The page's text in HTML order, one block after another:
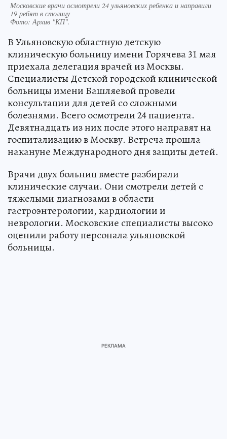
Московские врачи осмотрели 24 ульяновских ребенка и направили
19 ребят в столицу
Фото:Архив "КП".
В Ульяновскую областную детскую
клиническую больницу имени Горячева 31 мая
приехала делегация врачей из Москвы.
Специалисты Детской городской клинической
больницы имени Башляевой провели
консультации для детей со сложными
болезнями. Всего осмотрели 24 пациента.
Девятнадцать из них после этого направят на
госпитализацию в Москву. Встреча прошла
накануне Международного дня защиты детей.
Врачи двух больниц вместе разбирали
клинические случаи. Они смотрели детей с
тяжелыми диагнозами в области
гастроэнтерологии, кардиологии и
неврологии. Московские специалисты высоко
оценили работу персонала ульяновской
больницы.